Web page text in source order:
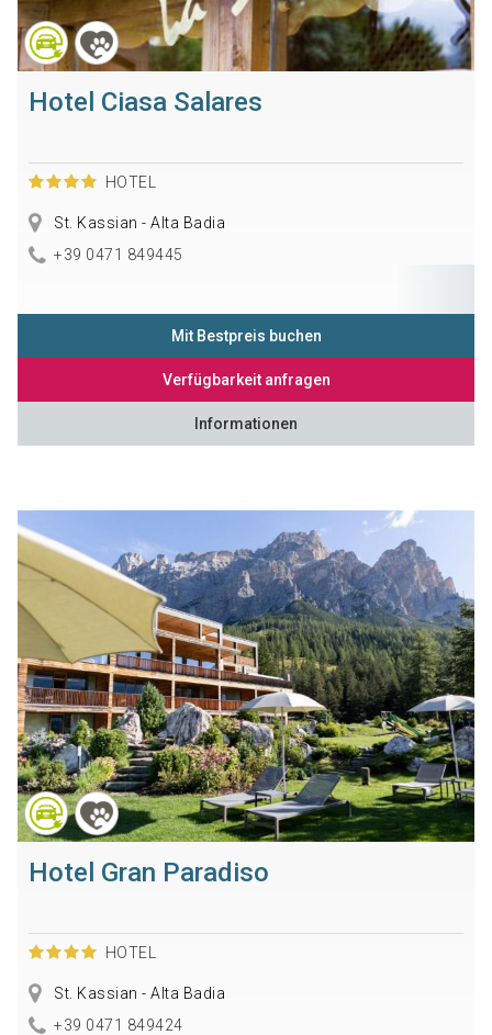
Hotel Ciasa Salares
HOTEL
St. Kassian - Alta Badia
+39 0471 849445
Mit Bestpreis buchen
Verfügbarkeit anfragen
Informationen
Hotel Gran Paradiso
HOTEL
St. Kassian - Alta Badia
+39 0471 849424